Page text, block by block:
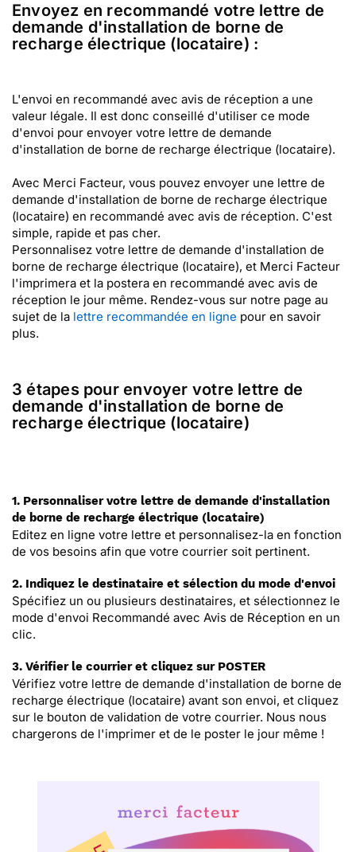
Envoyez en recommandé votre lettre de
demande d'installation de borne de
recharge électrique (locataire) :
L'envoi en recommandé avec avis de réception a une
valeur légale. Il est donc conseillé d'utiliser ce mode
d'envoi pour envoyer votre lettre de demande
d'installation de borne de recharge électrique (locataire).
Avec Merci Facteur, vous pouvez envoyer une lettre de
demande d'installation de borne de recharge électrique
(locataire) en recommandé avec avis de réception. C'est
simple, rapide et pas cher.
Personnalisez votre lettre de demande d'installation de
borne de recharge électrique (locataire), et Merci Facteur
l'imprimera et la postera en recommandé avec avis de
réception le jour même. Rendez-vous sur notre page au
sujet de la lettre recommandée en ligne pour en savoir
plus.
3 étapes pour envoyer votre lettre de
demande d'installation de borne de
recharge électrique (locataire)
1. Personnaliser votre lettre de demande d'installation
de borne de recharge électrique (locataire)
Editez en ligne votre lettre et personnalisez-la en fonction
de vos besoins afin que votre courrier soit pertinent.
2. Indiquez le destinataire et sélection du mode d'envoi
Spécifiez un ou plusieurs destinataires, et sélectionnez le
mode d'envoi Recommandé avec Avis de Réception en un
clic.
3. Vérifier le courrier et cliquez sur POSTER
Vérifiez votre lettre de demande d'installation de borne de
recharge électrique (locataire) avant son envoi, et cliquez
sur le bouton de validation de votre courrier. Nous nous
chargerons de l'imprimer et de le poster le jour même !